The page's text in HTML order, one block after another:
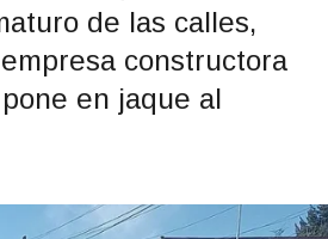
de las calles,
constructora
en jaque al